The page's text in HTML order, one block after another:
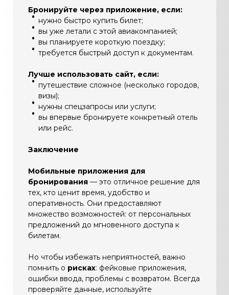
Бронируйте через приложение, если:
нужно быстро купить билет;
вы уже летали с этой авиакомпанией;
вы планируете короткую поездку;
требуется быстрый доступ к документам.
Лучше использовать сайт, если:
путешествие сложное (несколько городов,
визы);
нужны спецзапросы или услуги;
вы впервые бронируете конкретный отель
или рейс.
Заключение
Мобильные приложения для
бронирования — это отличное решение для
тех, кто ценит время, удобство и
оперативность. Они предоставляют
множество возможностей: от персональных
предложений до мгновенного доступа к
билетам.
Но чтобы избежать неприятностей, важно
помнить о рисках: фейковые приложения,
ошибки ввода, проблемы с возвратом. Всегда
проверяйте данные, используйте